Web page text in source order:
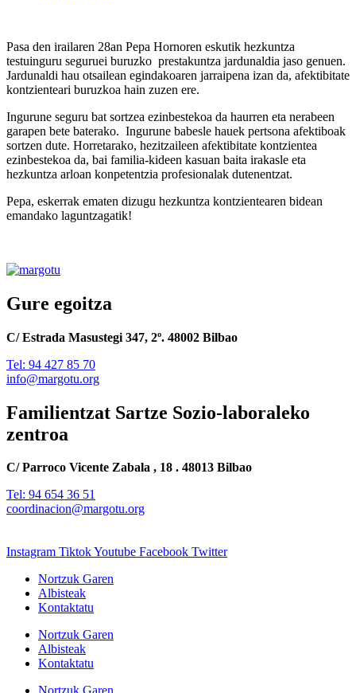
Pasa den irailaren 28an Pepa Hornoren eskutik hezkuntza
testuinguru seguruei buruzko prestakuntza jardunaldia jaso genuen.
Jardunaldi hau otsailean egindakoaren jarraipena izan da, afektibitate
kontzienteari buruzkoa hain zuzen ere.
Ingurune seguru bat sortzea ezinbestekoa da haurren eta nerabeen
garapen bete baterako. Ingurune babesle hauek pertsona afektiboak
sortzen dute. Horretarako, hezitzaileen afektibitate kontzientea
ezinbestekoa da, bai familia-kideen kasuan baita irakasle eta
hezkuntza arloan konpetentzia profesionalak dutenentzat.
Pepa, eskerrak ematen dizugu hezkuntza kontzientearen bidean
emandako laguntzagatik!
Gure egoitza
C/ Estrada Masustegi 347, 2º. 48002 Bilbao
Tel: 94 427 85 70
info@margotu.org
Familientzat Sartze Sozio-laboraleko
zentroa
C/ Parroco Vicente Zabala , 18 . 48013 Bilbao
Tel: 94 654 36 51
coordinacion@margotu.org
Instagram TiktokYoutube Facebook Twitter
Nortzuk Garen
Albisteak
Kontaktatu
Nortzuk Garen
Albisteak
Kontaktatu